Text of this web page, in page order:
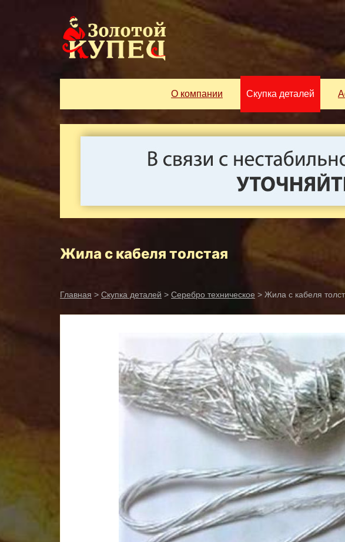
О компании Скупка деталей
Жила с кабеля толстая
Главная > Скупка деталей > Серебро техническое > Жила с кабеля